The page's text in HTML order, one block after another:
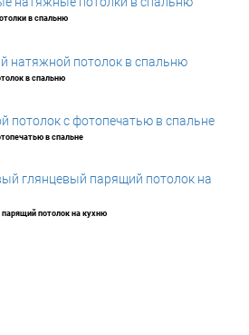
в спальню
в спальню
в спальне
потолок на кухню